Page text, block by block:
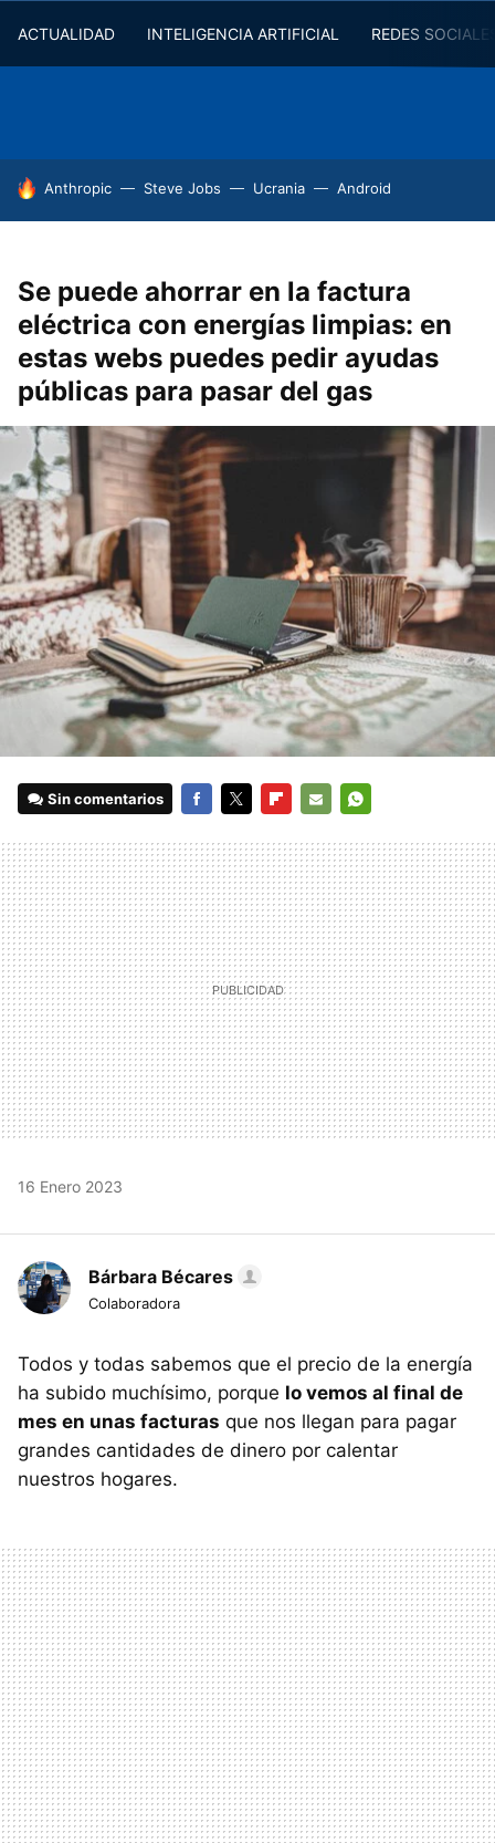
ACTUALIDAD INTELIGENCIA ARTIFICIAL REDES
HOY SE HABLA DE
Anthropic Steve Jobs Ucrania Android
Se puede ahorrar en la factura
eléctrica con energías limpias: en
estas webs puedes pedir ayudas
públicas para pasar del gas
Sin comentarios
MAIL
16 Enero 2023
Bárbara Bécares
Colaboradora
Todos y todas sabemos que el precio de la energía
ha subido muchísimo, porque lo vemos al final de
mes en unas facturas que nos llegan para pagar
grandes cantidades de dinero por calentar
nuestros hogares.